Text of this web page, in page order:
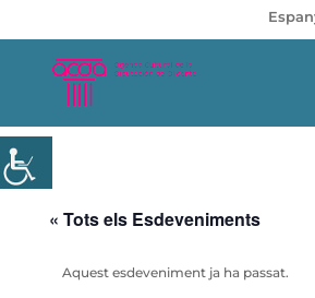
« Tots els Esdeveniments
Aquest esdeveniment ja ha passat.